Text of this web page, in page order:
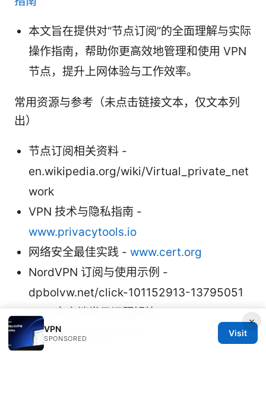
本文旨在提供对“节点订阅”的全面理解与实际
操作指南，帮助你更高效地管理和使用 VPN
节点，提升上网体验与工作效率。
常用资源与参考（未点击链接文本，仅文本列
出）
节点订阅相关资料 -
en.wikipedia.org/wiki/Virtual_private_net
work
VPN 技术与隐私指南 -
www.privacytools.io
网络安全最佳实践 - www.cert.org
NordVPN 订阅与使用示例 -
dpbolvw.net/click-101152913-13795051
VPN 客户端常见问题解答 -
support.example.com
×
VPN
SPONSORED
Visit